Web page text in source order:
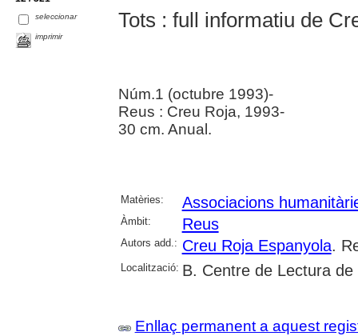
seleccionar
imprimir
Tots : full informatiu de
Núm.1 (octubre 1993)-
Reus : Creu Roja, 1993-
30 cm. Anual.
Matèries: Associacions
Àmbit: Reus
Autors add.: Creu Roja Espanyola.
Localització: B. Centre de Lectura de
Enllaç permanent a aquest